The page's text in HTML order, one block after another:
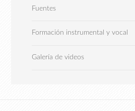
Fuentes
Formación instrumental y vocal
Galería de videos